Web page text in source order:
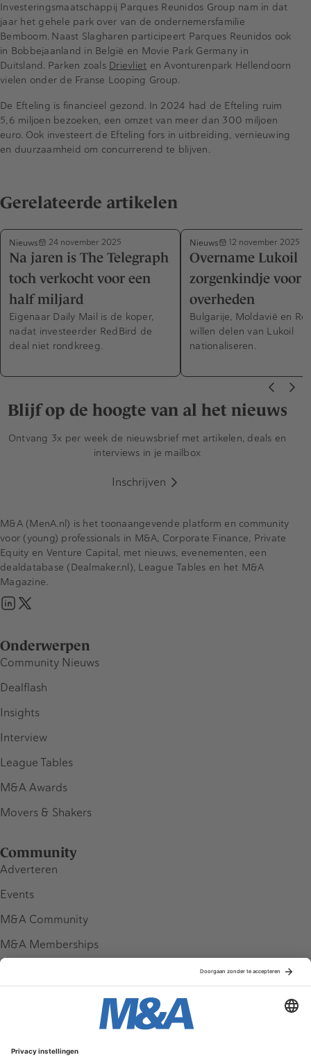
Investeringsmaatschappij Parques Reunidos Group nam in dat
jaar het gehele park over van de ondernemersfamilie
Bemboom. Naast Slagharen participeert Parques Reunidos ook
in Bobbejaanland in België en Movie Park Germany in
Duitsland. Parken zoals Drievliet en Avonturenpark Hellendoorn
vielen onder de Franse Looping Group.
De Efteling is financieel gezond. In 2024 had de Efteling ruim
5,6 miljoen bezoeken, een omzet van meer dan 300 miljoen
euro. Ook investeert de Efteling fors in uitbreiding, vernieuwing
en duurzaamheid om concurrerend te blijven.
Gerelateerde artikelen
Nieuws 24 november 2025
Na jaren is The Telegraph
toch verkocht voor een
half miljard
Eigenaar Daily Mail is de koper,
nadat investeerder RedBird de
deal niet rondkreeg.
Nieuws 12 november 2025
Overname Lukoil
zorgenkindje voor
overheden
Bulgarije, Moldavië en
willen delen van Lukoil
nationaliseren.
Blijf op de hoogte van al het nieuws
Ontvang 3x per week de nieuwsbrief met artikelen, deals en
interviews in je mailbox
Inschrijven
Onderwerpen
Community Nieuws
Dealflash
Insights
Interview
League Tables
M&A Awards
Movers & Shakers
Community
Adverteren
Events
M&A Community
M&A Memberships
M&A (MenA.nl) is het toonaangevende platform en community
voor (young) professionals in M&A, Corporate Finance, Private
Equity en Venture Capital, met nieuws, evenementen, een
dealdatabase (Dealmaker.nl), League Tables en het M&A
Magazine.